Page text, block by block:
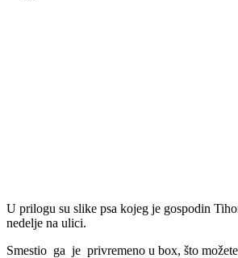
U prilogu su slike psa kojeg je gospodin
nedelje na ulici.
Smestio ga je privremeno u box, što